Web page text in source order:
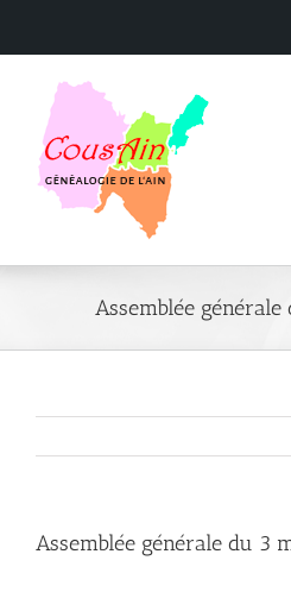
content
Assemblée
Assemblée générale du 3